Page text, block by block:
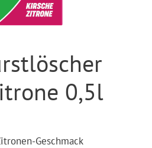
0,5l
Geschmack